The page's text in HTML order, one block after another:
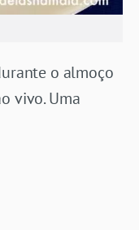
o almoço
vivo. Uma